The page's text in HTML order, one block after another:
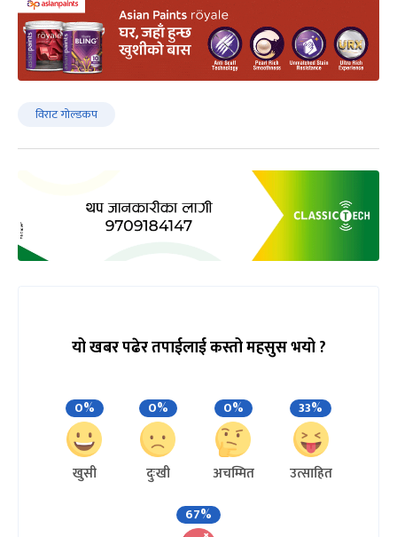
विराट गोल्डकप
यो खबर पढेर तपाईलाई कस्तो महसुस भयो ?
0%
खुसी
0%
दुःखी
0%
अचम्मित
33%
उत्साहित
67%